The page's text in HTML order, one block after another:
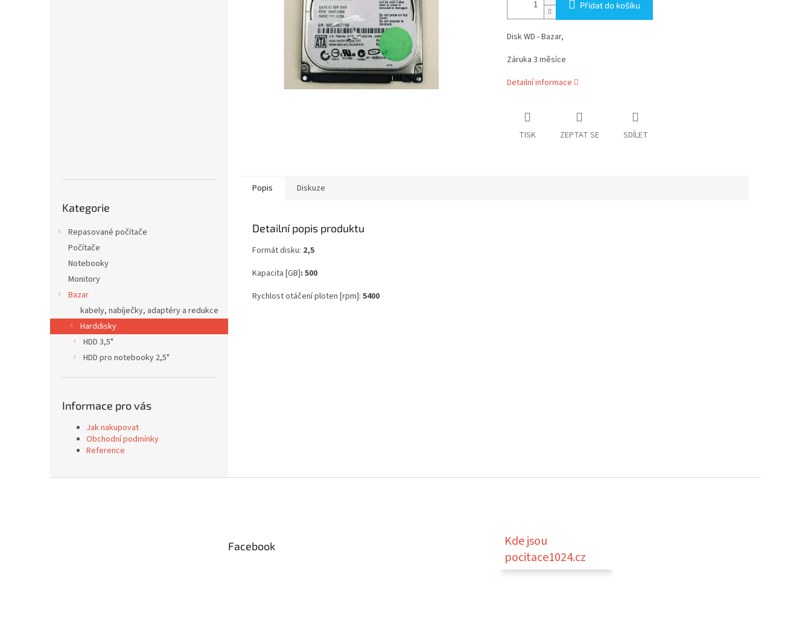
kategorie
Kategorie
Repasované počítače
Počítače
Notebooky
Monitory
Bazar
kabely, nabíječky, adaptéry a redukce
Harddisky
HDD 3,5"
HDD pro notebooky 2,5"
Informace pro vás
Jak nakupovat
Obchodní podmínky
Reference
Přidat do košíku
Disk WD - Bazar,
Záruka 3 měsíce
Detailní informace
TISK ZEPTAT SE SDÍLET
Popis Diskuze
Detailní popis produktu
Formát disku: 2,5
Kapacita [GB]: 500
Rychlost otáčení ploten [rpm]: 5400
Facebook
Kde jsou
pocitace1024.cz